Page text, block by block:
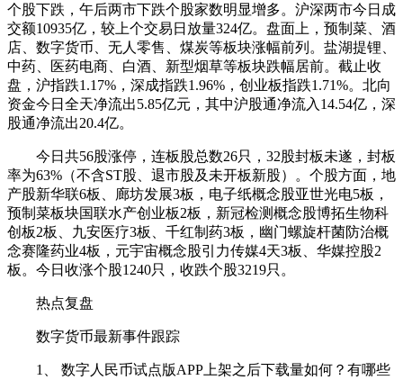
个股下跌，午后两市下跌个股家数明显增多。沪深两市今日成
交额10935亿，较上个交易日放量324亿。盘面上，预制菜、酒
店、数字货币、无人零售、煤炭等板块涨幅前列。盐湖提锂、
中药、医药电商、白酒、新型烟草等板块跌幅居前。截止收
盘，沪指跌1.17%，深成指跌1.96%，创业板指跌1.71%。北向
资金今日全天净流出5.85亿元，其中沪股通净流入14.54亿，深
股通净流出20.4亿。
今日共56股涨停，连板股总数26只，32股封板未遂，封板
率为63%（不含ST股、退市股及未开板新股）。个股方面，地
产股新华联6板、廊坊发展3板，电子纸概念股亚世光电5板，
预制菜板块国联水产创业板2板，新冠检测概念股博拓生物科
创板2板、九安医疗3板、千红制药3板，幽门螺旋杆菌防治概
念赛隆药业4板，元宇宙概念股引力传媒4天3板、华媒控股2
板。今日收涨个股1240只，收跌个股3219只。
热点复盘
数字货币最新事件跟踪
1、 数字人民币试点版APP上架之后下载量如何？有哪些